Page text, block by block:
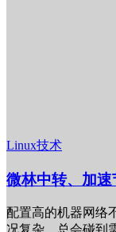
Linux技术
微林中转、加速
配置高的机器网络